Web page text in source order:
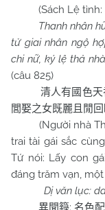
(Sách Lệ tình:
Thanh nhân
tử giai nhân ngộ
chi nữ, ký lệ thả
(câu 825)
清人有國色
閭娶之女既麗且閒
(Người nhà
trai tài gái sắc
Tứ nói: Lấy con
đáng trăm vạn,
Dị văn lục:
異聞籙: 名色